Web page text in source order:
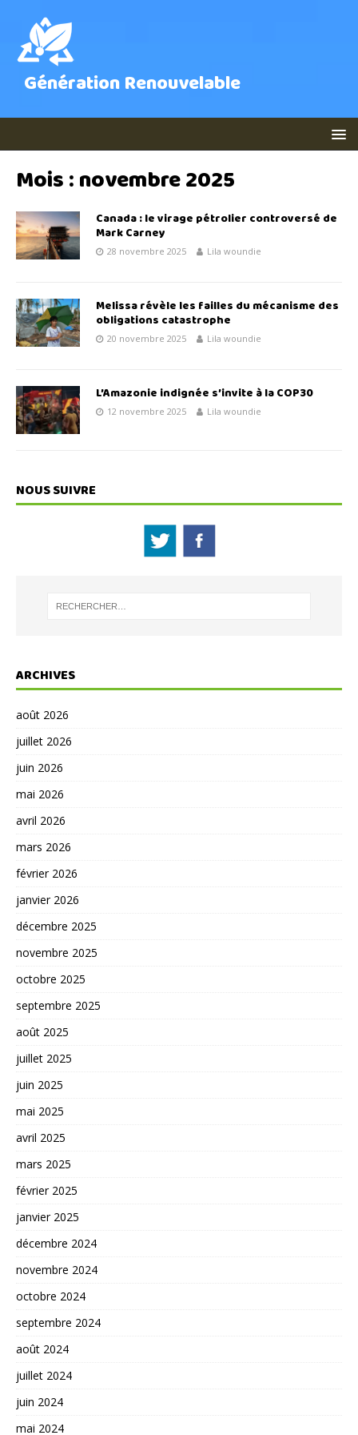
Génération Renouvelable
Mois :novembre 2025
Canada : le virage pétrolier controversé de
Mark Carney
28 novembre 2025 Lila woundie
Melissa révèle les failles du mécanisme des
obligations catastrophe
20 novembre 2025 Lila woundie
L’Amazonie indignée s’invite à la COP30
12 novembre 2025 Lila woundie
NOUS SUIVRE
ARCHIVES
août 2026
juillet 2026
juin 2026
mai 2026
avril 2026
mars 2026
février 2026
janvier 2026
décembre 2025
novembre 2025
octobre 2025
septembre 2025
août 2025
juillet 2025
juin 2025
mai 2025
avril 2025
mars 2025
février 2025
janvier 2025
décembre 2024
novembre 2024
octobre 2024
septembre 2024
août 2024
juillet 2024
juin 2024
mai 2024